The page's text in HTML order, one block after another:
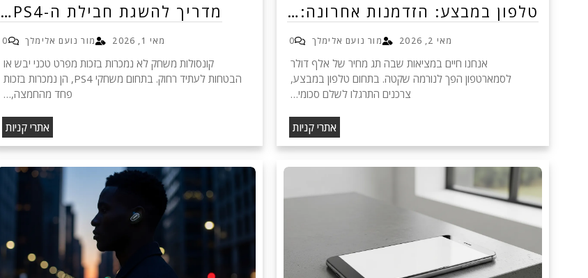
טלפון במבצע: הזדמנות אחרונה:…
מאי 2, 2026 מור נועם אלימלך 0
אנחנו חיים במציאות שבה תג מחיר של אלף דולר
לסמארטפון הפך לנורמה שקטה. בתחום טלפון במבצע,
צרכנים התרגלו לשלם סכומי…
אתרי קניות
מדריך להשגת חבילת ה-PS4…
מאי 1, 2026 מור נועם אלימלך 0
קונסולות משחק לא נמכרות בזכות מפרט טכני יבש או
הבטחות לעתיד רחוק. בתחום משחקי PS4, הן נמכרות בזכות
פחד מהחמצה,…
אתרי קניות